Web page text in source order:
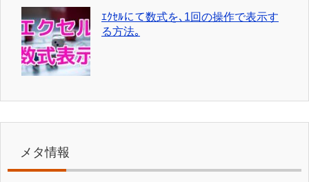
ｴｸｾﾙにて数式を､1回の操作で表示す
る方法｡
メタ情報